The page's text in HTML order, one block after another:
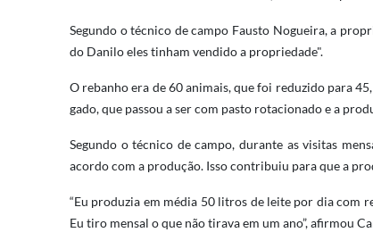
Segundo o técnico de campo Fausto Nogueira, a
do Danilo eles tinham vendido a propriedade".
O rebanho era de 60 animais, que foi reduzido para
gado, que passou a ser com pasto rotacionado e a
Segundo o técnico de campo, durante as visitas
acordo com a produção. Isso contribuiu para que a
“Eu produzia em média 50 litros de leite por dia com
Eu tiro mensal o que não tirava em um ano”, afirmou